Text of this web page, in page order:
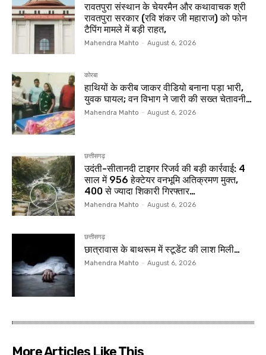
रावतपुरा संस्थान के चेयरमैन और कथावाचक श्री
रावतपुरा सरकार (रवि शंकर जी महाराज) को फोन
टैपिंग मामले में बड़ी राहत,
Mahendra Mahto - August 6, 2026
कोरबा
हाथियों के करीब जाकर वीडियो बनाना पड़ा भारी,
युवक घायल; वन विभाग ने जारी की सख्त चेतावनी…
Mahendra Mahto - August 6, 2026
छत्तीसगढ़
उदंती-सीतानदी टाइगर रिजर्व की बड़ी कार्रवाई: 4
साल में 956 हेक्टेयर वनभूमि अतिक्रमण मुक्त,
400 से ज्यादा शिकारी गिरफ्तार…
Mahendra Mahto - August 6, 2026
छत्तीसगढ़
छात्रावास के बाथरूम में स्टूडेंट की लाश मिली…
Mahendra Mahto - August 6, 2026
More Articles Like This